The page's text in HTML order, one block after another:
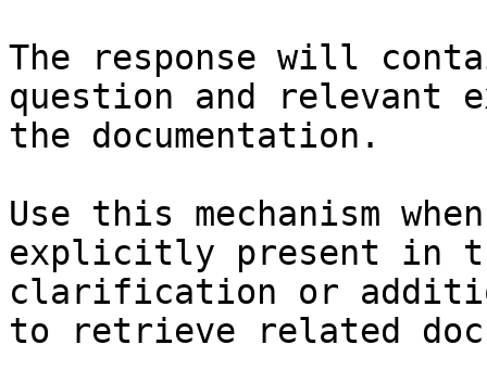
The response will
question and relevant
the documentation.
Use this mechanism
explicitly present in
clarification or